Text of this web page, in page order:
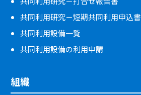
共同利用研究－短期共同利用申込書
共同利用設備一覧
共同利用設備の利用申請
組織